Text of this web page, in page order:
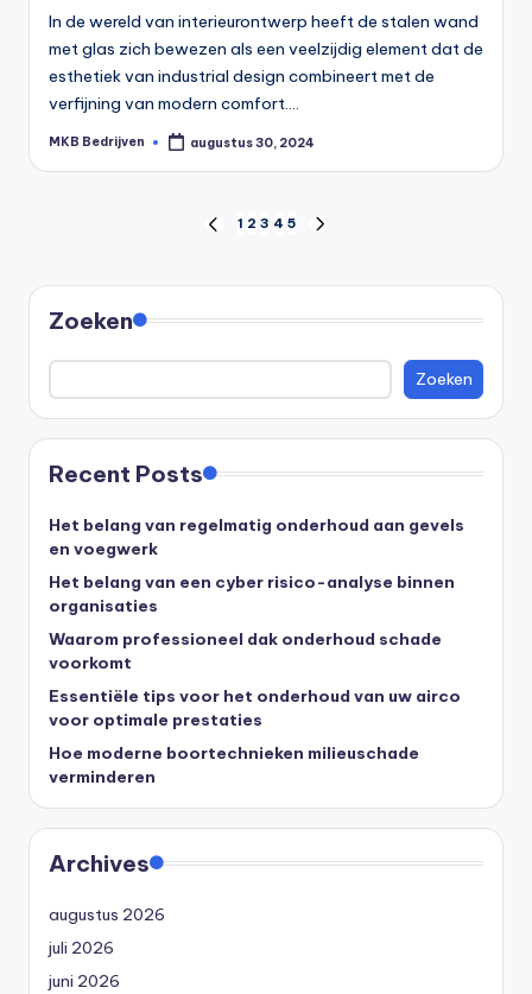
In de wereld van interieurontwerp heeft de stalen wand
met glas zich bewezen als een veelzijdig element dat de
esthetiek van industrial design combineert met de
verfijning van modern comfort.…
MKB Bedrijven augustus 30, 2024
1 2 3 4 5
Zoeken
Zoeken
Recent Posts
Het belang van regelmatig onderhoud aan gevels
en voegwerk
Het belang van een cyber risico-analyse binnen
organisaties
Waarom professioneel dak onderhoud schade
voorkomt
Essentiële tips voor het onderhoud van uw airco
voor optimale prestaties
Hoe moderne boortechnieken milieuschade
verminderen
Archives
augustus 2026
juli 2026
juni 2026